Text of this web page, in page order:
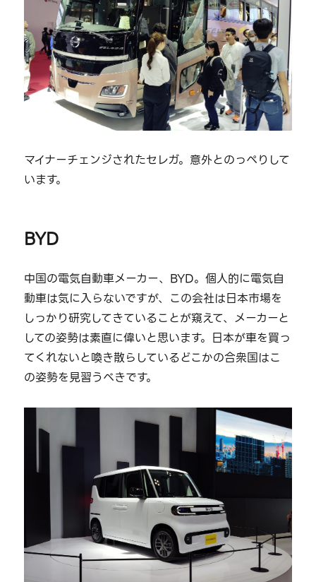
マイナーチェンジされたセレガ。意外とのっぺりして
います。
BYD
中国の電気自動車メーカー、BYD。個人的に電気自
動車は気に入らないですが、この会社は日本市場を
しっかり研究してきていることが窺えて、メーカーと
しての姿勢は素直に偉いと思います。日本が車を買っ
てくれないと喚き散らしているどこかの合衆国はこ
の姿勢を見習うべきです。